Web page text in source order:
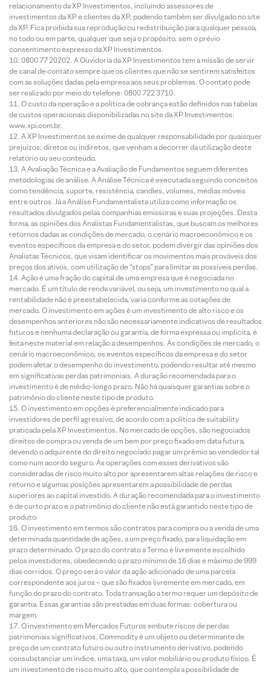
relacionamento da XP Investimentos, incluindo assessores de
investimentos da XP e clientes da XP, podendo também ser divulgado no site
da XP. Fica proibida sua reprodução ou redistribuição para qualquer pessoa,
no todo ou em parte, qualquer que seja o propósito, sem o prévio
consentimento expresso da XP Investimentos.
0800 77 20202. A Ouvidoria da XP Investimentos tem a missão de servir
de canal de contato sempre que os clientes que não se sentirem satisfeitos
com as soluções dadas pela empresa aos seus problemas. O contato pode
ser realizado por meio do telefone: 0800 722 3710.
O custo da operação e a política de cobrança estão definidos nas tabelas
de custos operacionais disponibilizadas no site da XP Investimentos:
www.xpi.com.br.
A XP Investimentos se exime de qualquer responsabilidade por quaisquer
prejuízos, diretos ou indiretos, que venham a decorrer da utilização deste
relatório ou seu conteúdo.
A Avaliação Técnica e a Avaliação de Fundamentos seguem diferentes
metodologias de análise. A Análise Técnica é executada seguindo conceitos
como tendência, suporte, resistência, candles, volumes, médias móveis
entre outros. Já a Análise Fundamentalista utiliza como informação os
resultados divulgados pelas companhias emissoras e suas projeções. Desta
forma, as opiniões dos Analistas Fundamentalistas, que buscam os melhores
retornos dadas as condições de mercado, o cenário macroeconômico e os
eventos específicos da empresa e do setor, podem divergir das opiniões dos
Analistas Técnicos, que visam identificar os movimentos mais prováveis dos
preços dos ativos, com utilização de “stops” para limitar as possíveis perdas.
Ação é uma fração do capital de uma empresa que é negociada no
mercado. É um título de renda variável, ou seja, um investimento no qual a
rentabilidade não é preestabelecida, varia conforme as cotações de
mercado. O investimento em ações é um investimento de alto risco e os
desempenhos anteriores não são necessariamente indicativos de resultados
futuros e nenhuma declaração ou garantia, de forma expressa ou implícita, é
feita neste material em relação a desempenhos. As condições de mercado, o
cenário macroeconômico, os eventos específicos da empresa e do setor
podem afetar o desempenho do investimento, podendo resultar até mesmo
em significativas perdas patrimoniais. A duração recomendada para o
investimento é de médio-longo prazo. Não há quaisquer garantias sobre o
patrimônio do cliente neste tipo de produto.
O investimento em opções é preferencialmente indicado para
investidores de perfil agressivo, de acordo com a política de suitability
praticada pela XP Investimentos. No mercado de opções, são negociados
direitos de compra ou venda de um bem por preço fixado em data futura,
devendo o adquirente do direito negociado pagar um prêmio ao vendedor tal
como num acordo seguro. As operações com esses derivativos são
consideradas de risco muito alto por apresentarem altas relações de risco e
retorno e algumas posições apresentarem a possibilidade de perdas
superiores ao capital investido. A duração recomendada para o investimento
é de curto prazo e o patrimônio do cliente não está garantido neste tipo de
produto.
O investimento em termos são contratos para compra ou a venda de uma
determinada quantidade de ações, a um preço fixado, para liquidação em
prazo determinado. O prazo do contrato a Termo é livremente escolhido
pelos investidores, obedecendo o prazo mínimo de 16 dias e máximo de 999
dias corridos. O preço será o valor da ação adicionado de uma parcela
correspondente aos juros – que são fixados livremente em mercado, em
função do prazo do contrato. Toda transação a termo requer um depósito de
garantia. Essas garantias são prestadas em duas formas: cobertura ou
margem.
O investimento em Mercados Futuros embute riscos de perdas
patrimoniais significativos. Commodity é um objeto ou determinante de
preço de um contrato futuro ou outro instrumento derivativo, podendo
consubstanciar um índice, uma taxa, um valor mobiliário ou produto físico. É
um investimento de risco muito alto, que contempla a possibilidade de